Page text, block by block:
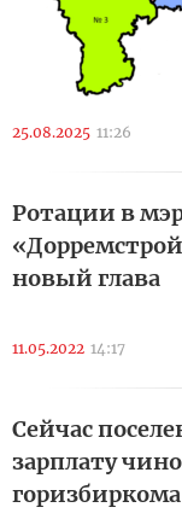
25.08.2025 11:26
Ротации в
новый глава
11.05.2022 14:17
Сейчас
зарплату